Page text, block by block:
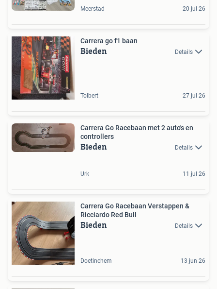
Meerstad 20 jul 26
Carrera go f1 baan
Bieden Details
Tolbert 27 jul 26
Carrera Go Racebaan met 2 auto's en
controllers
Bieden Details
Urk 11 jul 26
Carrera Go Racebaan Verstappen &
Ricciardo Red Bull
Bieden Details
Doetinchem 13 jun 26